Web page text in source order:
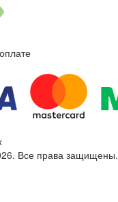
Все права защищены.